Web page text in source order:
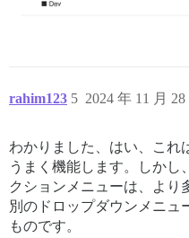
rahim123 2024 年 11 月
5
わかりました、はい、これ
うまく機能します。しかし
クションメニューは、より
別のドロップダウンメニュ
ものです。